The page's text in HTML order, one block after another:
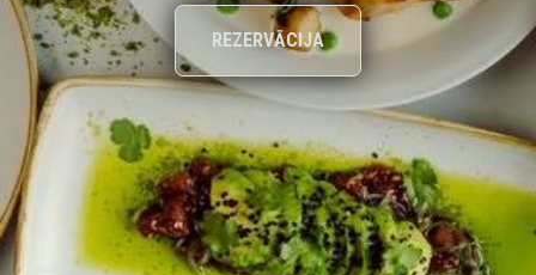
REZERVĀCIJA